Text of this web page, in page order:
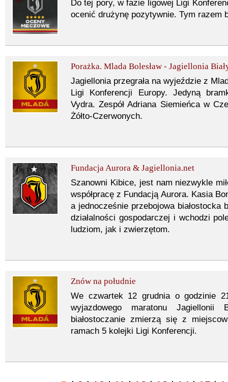
Do tej pory, w fazie ligowej Ligi
ocenić drużynę pozytywnie. Tym razem
Porażka. Mlada Bolesław - Jagiellonia
Jagiellonia przegrała na wyjeździe z
Ligi Konferencji Europy. Jedyną
Vydra. Zespół Adriana Siemieńca w
Żółto-Czerwonych.
Fundacja Aurora & Jagiellonia.net
Szanowni Kibice, jest nam niezwykle
współpracę z Fundacją Aurora. Kasia
a jednocześnie przebojowa białostocka
działalności gospodarczej i wchodzi
ludziom, jak i zwierzętom.
Znów na południe
We czwartek 12 grudnia o godzinie
wyjazdowego maratonu Jagiellonii
białostoczanie zmierzą się z
ramach 5 kolejki Ligi Konferencji.